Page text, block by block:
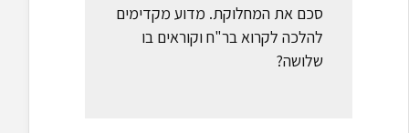
סכם את המחלוקת. מדוע מקדימים
להלכה לקרוא בר"ח וקוראים בו
שלושה?